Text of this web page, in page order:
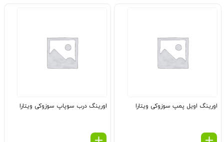
اورینگ اویل پمپ سوزوکی ویتارا اورینگ درب سوپاپ سوزوکی ویتارا